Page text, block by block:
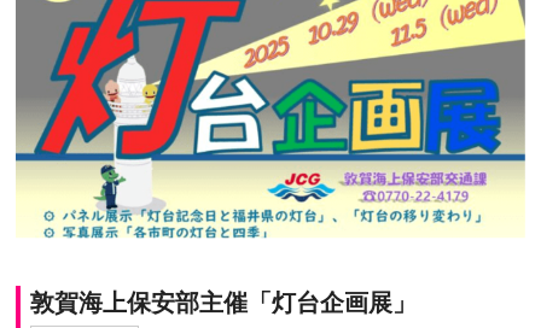
敦賀海上保安部主催「灯台企画展」